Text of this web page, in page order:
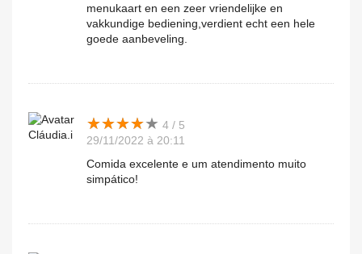
menukaart en een zeer vriendelijke en
vakkundige bediening,verdient echt een hele
goede aanbeveling.
Cláudia.i
★★★★★
★★★★★ 4 / 5
29/11/2022 à 20:11
Comida excelente e um atendimento muito
simpático!